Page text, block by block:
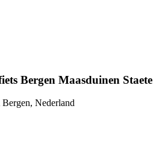
Bergen Maasduinen Staete
, Nederland